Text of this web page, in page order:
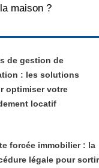
maison ?
de gestion de
: les solutions
optimiser votre
locatif
forcée immobilier : la
légale pour sortir